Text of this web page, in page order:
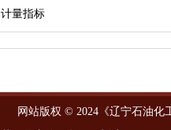
计量指标
网站版权 © 2024《辽宁石油化